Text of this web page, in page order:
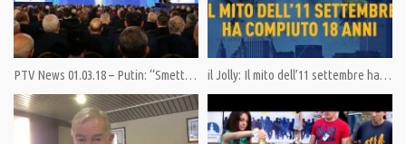
🎯 PayPal: https://www.paypal.com/cgi-bin/webscr
🎯 PostePay: 5333 1710 6780 7806, intestata a Giulietto Chiesa, Cod Fisc
CHS GTT 40P04 A052R
SOSTIENICI perché la libertà non è gratis.
___
Web: 🎯 https://pandoratv.it
PTV News 01.03.18 – Putin: “Smettete di agitare il Pianeta Terra” il Jolly: Il mito dell’11 settembre ha compiuto 18 anni